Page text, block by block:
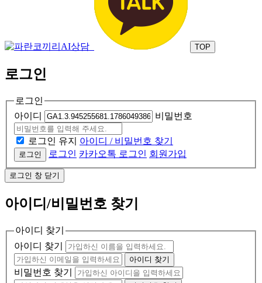
TOP
로그인
로그인
아이디
비밀번호
로그인 유지 아이디 / 비밀번호 찾기
로그인 로그인 카카오톡 로그인 회원가입
로그인 창 닫기
아이디/비밀번호 찾기
아이디 찾기
아이디 찾기
아이디 찾기
비밀번호 찾기